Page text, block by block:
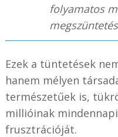
folyamatos
Ezek a tüntetések
hanem mélyen
természetűek is,
millióinak
frusztrációját.